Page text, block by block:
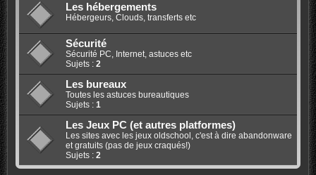
Les hébergements
Hébergeurs, Clouds, transferts etc
Sécurité
Sécurité PC, Internet, astuces etc
Sujets : 2
Les bureaux
Toutes les astuces bureautiques
Sujets : 1
Les Jeux PC (et autres platformes)
Les sites avec les jeux oldschool, c'est à dire abandonware
et gratuits (pas de jeux craqués!)
Sujets : 2